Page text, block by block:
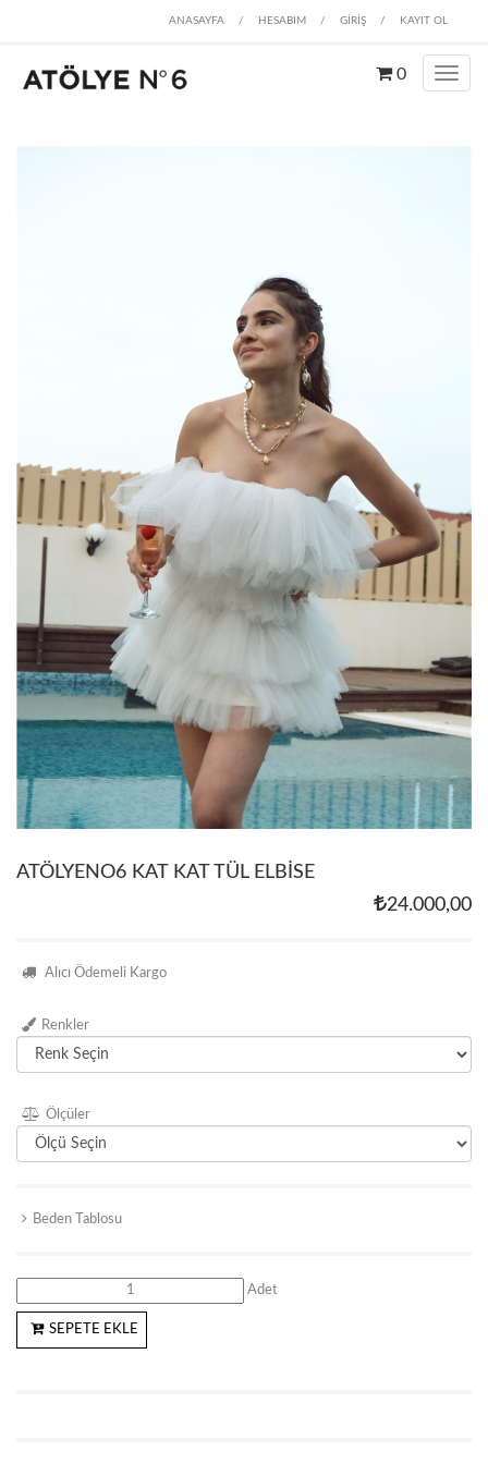
ANASAYFA / HESABIM / GİRİŞ / KAYIT OL
0
ATÖLYENO6 KAT KAT TÜL ELBİSE
24.000,00
Alıcı Ödemeli Kargo
Renkler
Ölçüler
Beden Tablosu
Adet
SEPETE EKLE